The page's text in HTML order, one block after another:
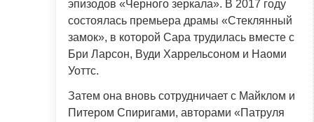
эпизодов «Черного зеркала». В 2017 году
состоялась премьера драмы «Стеклянный
замок», в которой Сара трудилась вместе с
Бри Ларсон, Вуди Харрельсоном и Наоми
Уоттс.
Затем она вновь сотрудничает с Майклом и
Питером Спиригами, авторами «Патруля